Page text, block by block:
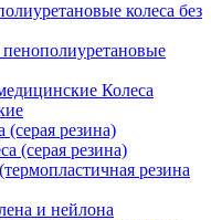
колеса без
Колеса
(серая резина)
(серая резина)
резина
и нейлона